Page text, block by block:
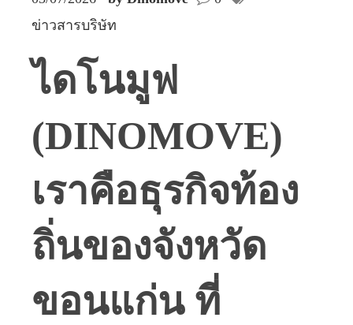
ข่าวสารบริษัท
ไดโนมูฟ
(DINOMOVE)
เราคือธุรกิจท้อง
ถิ่นของจังหวัด
ขอนแก่น ที่